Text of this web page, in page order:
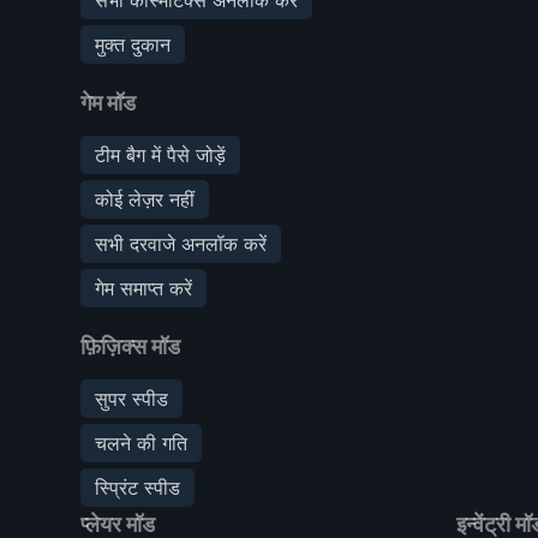
मुक्त दुकान
गेम मॉड
टीम बैग में पैसे जोड़ें
कोई लेज़र नहीं
सभी दरवाजे अनलॉक करें
गेम समाप्त करें
फ़िज़िक्स मॉड
सुपर स्पीड
चलने की गति
स्प्रिंट स्पीड
प्लेयर मॉड इन्वेंट्री